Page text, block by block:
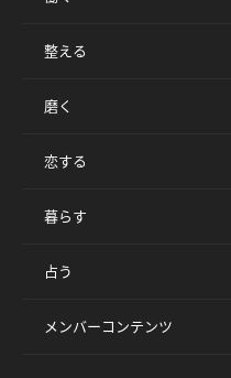
整える
磨く
恋する
暮らす
占う
メンバーコンテンツ